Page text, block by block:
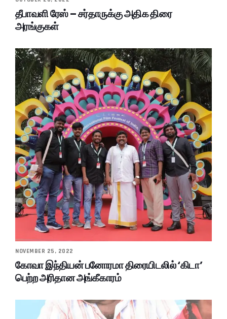
தீபாவளி ரேஸ் – சர்தாருக்கு அதிக திரை
அரங்குகள்
NOVEMBER 25, 2022
கோவா இந்தியன் பனோரமா திரையிடலில் ‘கிடா’
பெற்ற அரிதான அங்கீகாரம்